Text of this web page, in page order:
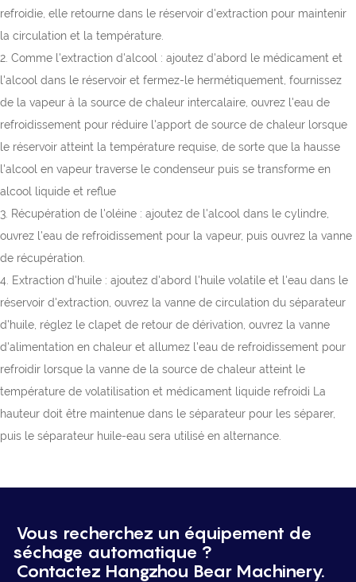
refroidie, elle retourne dans le réservoir d'extraction pour maintenir
la circulation et la température.
2. Comme l'extraction d'alcool : ajoutez d'abord le médicament et
l'alcool dans le réservoir et fermez-le hermétiquement, fournissez
de la vapeur à la source de chaleur intercalaire, ouvrez l'eau de
refroidissement pour réduire l'apport de source de chaleur lorsque
le réservoir atteint la température requise, de sorte que la hausse
l'alcool en vapeur traverse le condenseur puis se transforme en
alcool liquide et reflue
3. Récupération de l'oléine : ajoutez de l'alcool dans le cylindre,
ouvrez l'eau de refroidissement pour la vapeur, puis ouvrez la vanne
de récupération.
4. Extraction d'huile : ajoutez d'abord l'huile volatile et l'eau dans le
réservoir d'extraction, ouvrez la vanne de circulation du séparateur
d'huile, réglez le clapet de retour de dérivation, ouvrez la vanne
d'alimentation en chaleur et allumez l'eau de refroidissement pour
refroidir lorsque la vanne de la source de chaleur atteint le
température de volatilisation et médicament liquide refroidi La
hauteur doit être maintenue dans le séparateur pour les séparer,
puis le séparateur huile-eau sera utilisé en alternance.
Vous recherchez un équipement de
séchage automatique ?
Contactez Hangzhou Bear Machinery.